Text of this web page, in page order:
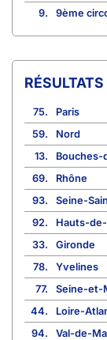
9.
9ème
75.
Paris
59.
Nord
13.
Bouches-
69.
Rhône
93.
Seine-
92.
Hauts-
33.
Gironde
78.
Yvelines
77.
Seine-et-
44.
Loire-
94.
Val-de-